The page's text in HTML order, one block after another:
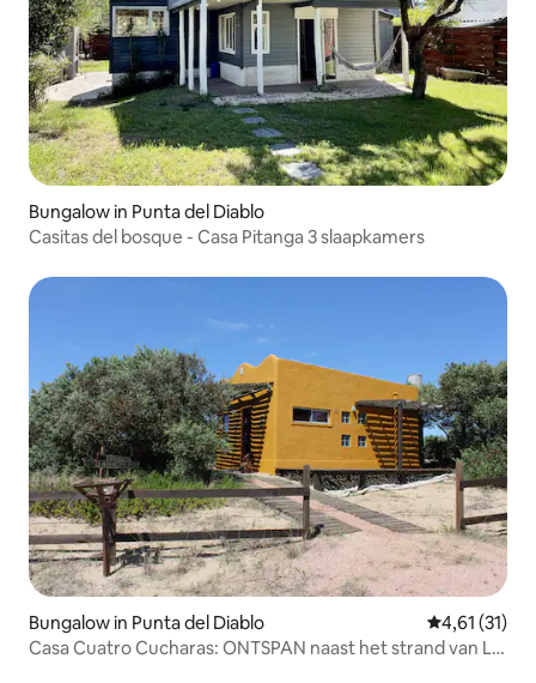
Bungalow in Punta del Diablo
Casitas del bosque - Casa Pitanga 3 slaapkamers
Bungalow in Punta del Diablo Gemiddelde
4,61 (31)
Casa Cuatro Cucharas: ONTSPAN naast het strand van La